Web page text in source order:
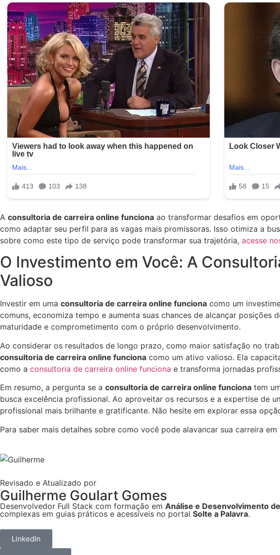
A consultoria de carreira online funciona ao transformar desafios em
como adaptar seu perfil para as vagas mais promissoras. Isso otimiza a
sobre como este tipo de serviço pode transformar sua trajetória, acesse
O Investimento em Você: A
Valioso
Investir em uma consultoria de carreira online funciona como um
comuns, economiza tempo e aumenta suas chances de alcançar
maturidade e comprometimento com o próprio desenvolvimento.
Ao considerar os resultados de longo prazo, como maior satisfação no
consultoria de carreira online funciona como um ativo valioso. Ela
como a consultoria de carreira online funciona e transforma jornadas
Em resumo, a pergunta se a consultoria de carreira online funciona tem
busca excelência profissional. Ao aproveitar os recursos e a expertise de
profissional mais brilhante e gratificante. Não hesite em explorar essa
Para saber mais detalhes sobre como você pode alavancar sua carreira em
Revisado e Atualizado por
Guilherme Goulart Gomes
Desenvolvedor Full Stack com formação em Análise e Desenvolvimento
complexas em guias práticos e acessíveis no portal Solte a Palavra.
LinkedIn